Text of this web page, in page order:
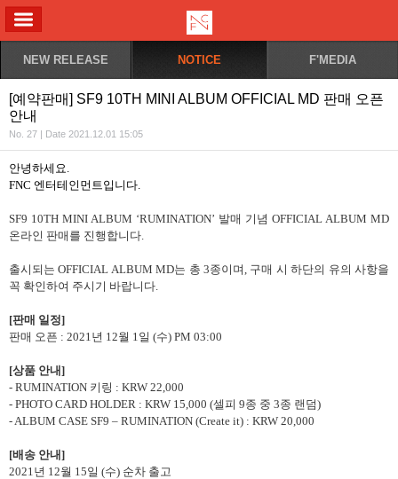
NEW RELEASE NOTICE F'MEDIA
[예약판매] SF9 10TH MINI ALBUM OFFICIAL MD 판매 오픈
안내
No. 27 | Date 2021.12.01 15:05
안녕하세요.
FNC 엔터테인먼트입니다.
SF9 10TH MINI ALBUM ‘RUMINATION’ 발매 기념 OFFICIAL ALBUM MD
온라인 판매를 진행합니다.
출시되는OFFICIAL ALBUM MD는 총3종이며, 구매 시 하단의 유의 사항을
꼭 확인하여 주시기 바랍니다.
[판매 일정]
판매 오픈 : 2021년 12월 1일 (수) PM 03:00
[상품 안내]
- RUMINATION 키링 : KRW 22,000
- PHOTO CARD HOLDER : KRW 15,000 (셀피 9종 중 3종 랜덤)
-ALBUM CASE SF9 – RUMINATION (Create it) : KRW 20,000
[배송 안내]
2021년 12월 15일 (수) 순차 출고